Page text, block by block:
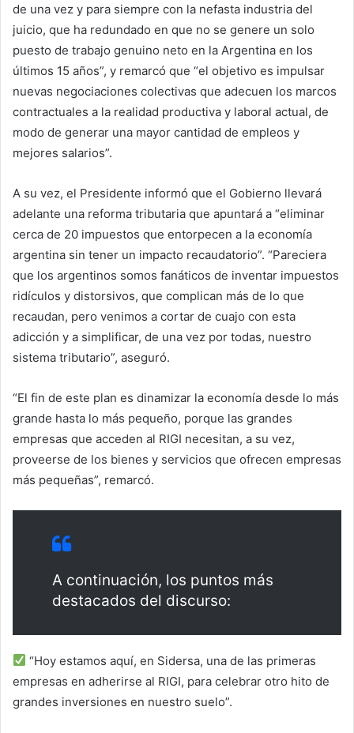
de una vez y para siempre con la nefasta industria del
juicio, que ha redundado en que no se genere un solo
puesto de trabajo genuino neto en la Argentina en los
últimos 15 años”, y remarcó que “el objetivo es impulsar
nuevas negociaciones colectivas que adecuen los marcos
contractuales a la realidad productiva y laboral actual, de
modo de generar una mayor cantidad de empleos y
mejores salarios”.
A su vez, el Presidente informó que el Gobierno llevará
adelante una reforma tributaria que apuntará a “eliminar
cerca de 20 impuestos que entorpecen a la economía
argentina sin tener un impacto recaudatorio”. “Pareciera
que los argentinos somos fanáticos de inventar impuestos
ridículos y distorsivos, que complican más de lo que
recaudan, pero venimos a cortar de cuajo con esta
adicción y a simplificar, de una vez por todas, nuestro
sistema tributario”, aseguró.
“El fin de este plan es dinamizar la economía desde lo más
grande hasta lo más pequeño, porque las grandes
empresas que acceden al RIGI necesitan, a su vez,
proveerse de los bienes y servicios que ofrecen empresas
más pequeñas”, remarcó.
A continuación, los puntos más
destacados del discurso:
“Hoy estamos aquí, en Sidersa, una de las primeras
empresas en adherirse al RIGI, para celebrar otro hito de
grandes inversiones en nuestro suelo”.